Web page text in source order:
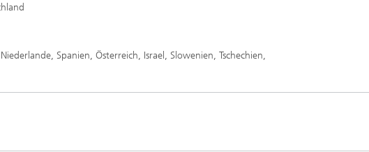
Spanien, Österreich, Israel, Slowenien, Tschechien,